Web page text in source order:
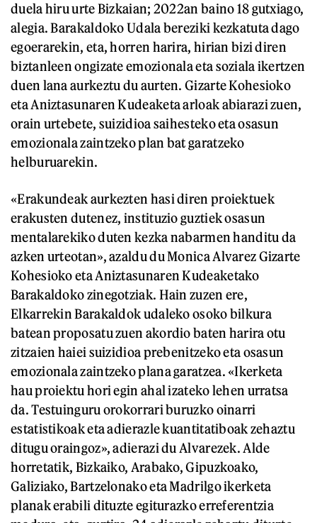
duela hiru urte Bizkaian; 2022an baino 18 gutxiago,
alegia. Barakaldoko Udala bereziki kezkatuta dago
egoerarekin, eta, horren harira, hirian bizi diren
biztanleen ongizate emozionala eta soziala ikertzen
duen lana aurkeztu du aurten. Gizarte Kohesioko
eta Aniztasunaren Kudeaketa arloak abiarazi zuen,
orain urtebete, suizidioa saihesteko eta osasun
emozionala zaintzeko plan bat garatzeko
helburuarekin.
«Erakundeak aurkezten hasi diren proiektuek
erakusten dutenez, instituzio guztiek osasun
mentalarekiko duten kezka nabarmen handitu da
azken urteotan», azaldu du Monica Alvarez Gizarte
Kohesioko eta Aniztasunaren Kudeaketako
Barakaldoko zinegotziak. Hain zuzen ere,
Elkarrekin Barakaldok udaleko osoko bilkura
batean proposatu zuen akordio baten harira otu
zitzaien haiei suizidioa prebenitzeko eta osasun
emozionala zaintzeko plana garatzea. «Ikerketa
hau proiektu hori egin ahal izateko lehen urratsa
da. Testuinguru orokorrari buruzko oinarri
estatistikoak eta adierazle kuantitatiboak zehaztu
ditugu oraingoz», adierazi du Alvarezek. Alde
horretatik, Bizkaiko, Arabako, Gipuzkoako,
Galiziako, Bartzelonako eta Madrilgo ikerketa
planak erabili dituzte egiturazko erreferentzia